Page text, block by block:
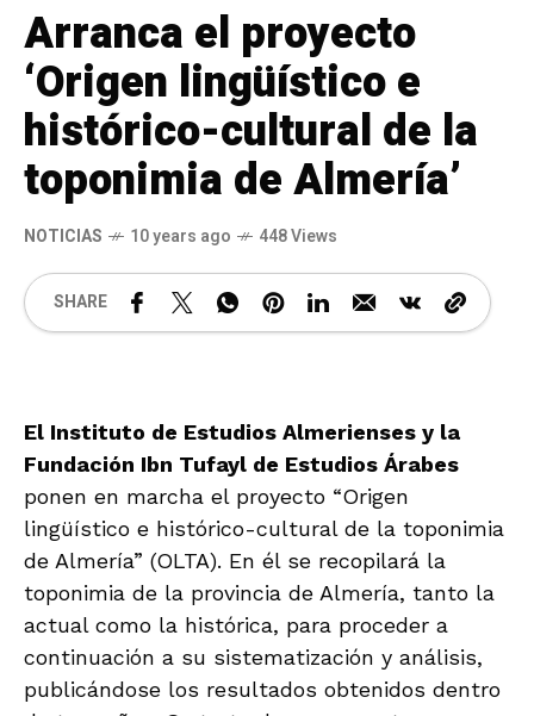
Arranca el proyecto
‘Origen lingüístico e
histórico-cultural de la
toponimia de Almería’
NOTICIAS 10 years ago 448 Views
SHARE
El Instituto de Estudios Almerienses y la
Fundación Ibn Tufayl de Estudios Árabes
ponen en marcha el proyecto “Origen
lingüístico e histórico-cultural de la toponimia
de Almería” (OLTA). En él se recopilará la
toponimia de la provincia de Almería, tanto la
actual como la histórica, para proceder a
continuación a su sistematización y análisis,
publicándose los resultados obtenidos dentro